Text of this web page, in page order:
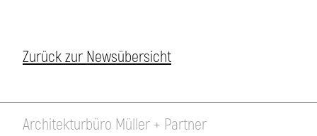
Zurück zur Newsübersicht
Architekturbüro Müller + Partner